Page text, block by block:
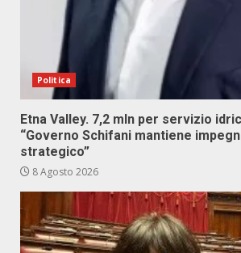
Politica
Etna Valley. 7,2 mln per servizio
“Governo Schifani mantiene
strategico”
8 Agosto 2026